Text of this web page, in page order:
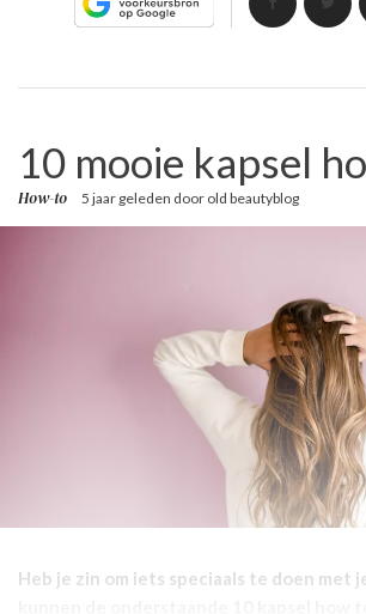
10 mooie kapsel
How-to 5 jaar geleden door old beautyblog
Heb je zin om iets speciaals te doen met